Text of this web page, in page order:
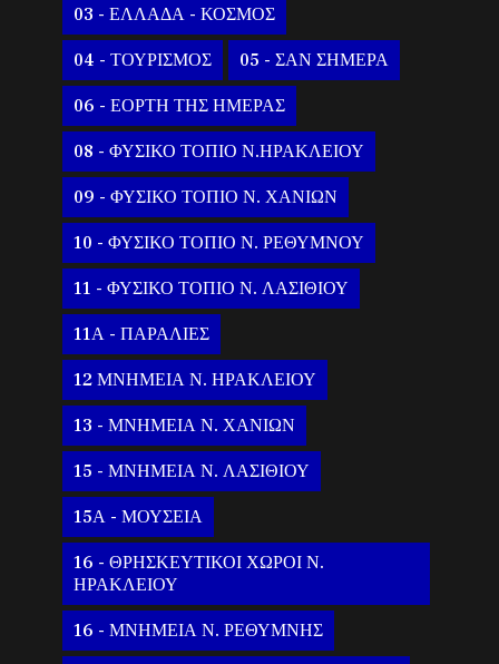
03 - ΕΛΛΑΔΑ - ΚΟΣΜΟΣ
04 - ΤΟΥΡΙΣΜΟΣ 05 - ΣΑΝ ΣΗΜΕΡΑ
06 - ΕΟΡΤΗ ΤΗΣ ΗΜΕΡΑΣ
08 - ΦΥΣΙΚΟ ΤΟΠΙΟ Ν.ΗΡΑΚΛΕΙΟΥ
09 - ΦΥΣΙΚΟ ΤΟΠΙΟ Ν. ΧΑΝΙΩΝ
10 - ΦΥΣΙΚΟ ΤΟΠΙΟ Ν. ΡΕΘΥΜΝΟΥ
11 - ΦΥΣΙΚΟ ΤΟΠΙΟ Ν. ΛΑΣΙΘΙΟΥ
11Α - ΠΑΡΑΛΙΕΣ
12 ΜΝΗΜΕΙΑ Ν. ΗΡΑΚΛΕΙΟΥ
13 - ΜΝΗΜΕΙΑ Ν. ΧΑΝΙΩΝ
15 - ΜΝΗΜΕΙΑ Ν. ΛΑΣΙΘΙΟΥ
15Α - ΜΟΥΣΕΙΑ
16 - ΘΡΗΣΚΕΥΤΙΚΟΙ ΧΩΡΟΙ Ν.
ΗΡΑΚΛΕΙΟΥ
16 - ΜΝΗΜΕΙΑ Ν. ΡΕΘΥΜΝΗΣ